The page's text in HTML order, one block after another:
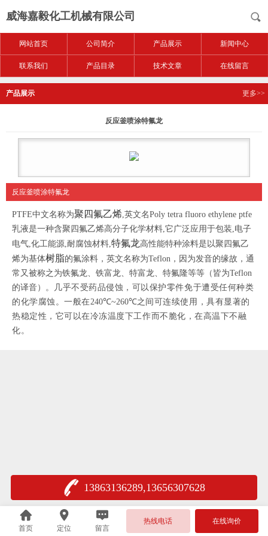
威海嘉毅化工机械有限公司
网站首页 公司简介 产品展示 新闻中心
联系我们 产品目录 技术文章 在线留言
产品展示 更多>>
反应釜喷涂特氟龙
反应釜喷涂特氟龙
PTFE中文名称为聚四氟乙烯 英文名Poly tetra fluoro ethylene ptfe
乳液是一种含聚四氟乙烯高分子化学材料 它广泛应用于包装 电子
电气 化工能源 耐腐蚀材料 特氟龙高性能特种涂料是以聚四氟乙
烯为基体树脂的氟涂料，英文名称为Teflon ，因为发音的缘故，通
常又被称之为铁氟龙、铁富龙、特富龙、特氟隆等等（皆为Teflon
的译音）。
几乎不受药品侵蚀，可以保护零件免于遭受任何种类
的化学腐蚀。一般在240℃~260℃之间可连续使用，具有显著的
热稳定性，它可以在冷冻温度下工作而不脆化，在高温下不融
化。
13863136289,13656307628
首页 定位 留言
热线电话 在线询价